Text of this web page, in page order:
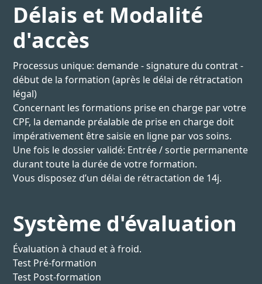
Délais et Modalité
d'accès
Processus unique: demande - signature du contrat -
début de la formation (après le délai de rétractation
légal)
Concernant les formations prise en charge par votre
CPF, la demande préalable de prise en charge doit
impérativement être saisie en ligne par vos soins.
Une fois le dossier validé: Entrée / sortie permanente
durant toute la durée de votre formation.
Vous disposez d’un délai de rétractation de 14j.
Système d'évaluation
Évaluation à chaud et à froid.
Test Pré-formation
Test Post-formation